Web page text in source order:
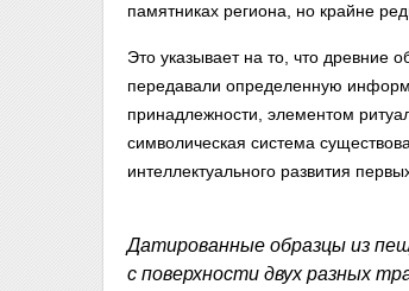
памятниках региона, но крайне
Это указывает на то, что древние
передавали определенную
принадлежности, элементом
символическая система
интеллектуального развития
Датированные образцы из
с поверхности двух разных